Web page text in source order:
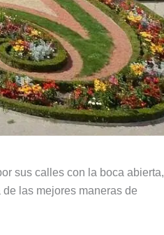
sus calles con la boca abierta,
las mejores maneras de